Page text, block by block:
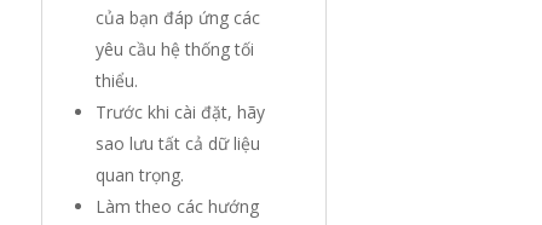
của bạn đáp ứng các
yêu cầu hệ thống tối
thiểu.
Trước khi cài đặt, hãy
sao lưu tất cả dữ liệu
quan trọng.
Làm theo các hướng